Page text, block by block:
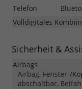
Telefon
Volldigitales
Sicherheit &
Airbags
Airbag, Fenster-/
abschaltbar,